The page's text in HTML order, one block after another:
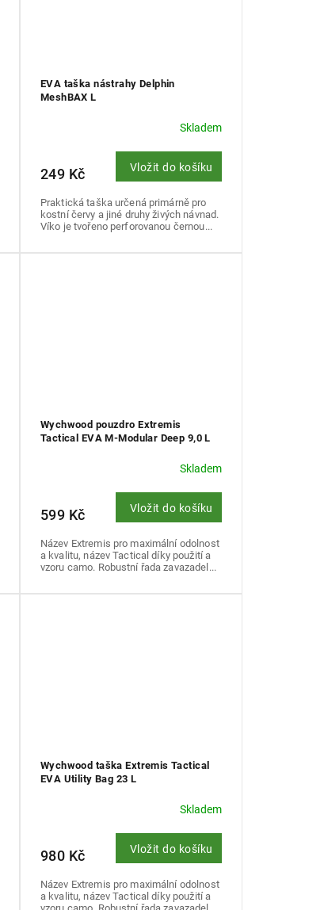
EVA taška nástrahy Delphin
MeshBAX L
Skladem
249 Kč Vložit do košíku
Praktická taška určená primárně pro
kostní červy a jiné druhy živých návnad.
Víko je tvořeno perforovanou černou...
Wychwood pouzdro Extremis
Tactical EVA M-Modular Deep 9,0 L
Skladem
599 Kč Vložit do košíku
Název Extremis pro maximální odolnost
a kvalitu, název Tactical díky použití a
vzoru camo. Robustní řada zavazadel...
Wychwood taška Extremis Tactical
EVA Utility Bag 23 L
Skladem
980 Kč Vložit do košíku
Název Extremis pro maximální odolnost
a kvalitu, název Tactical díky použití a